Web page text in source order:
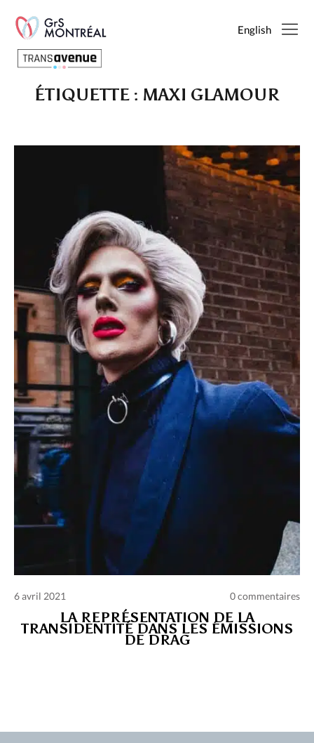
English
Français
English
SEARCH
PAGES
Charte des commentaires et publications
Conditions d’utilisation
Nous contacter
Politique de confidentialité
ÉTIQUETTE : MAXI GLAMOUR
6 avril 2021 0 commentaires
LA REPRÉSENTATION DE LA
TRANSIDENTITÉ DANS LES ÉMISSIONS
DE DRAG